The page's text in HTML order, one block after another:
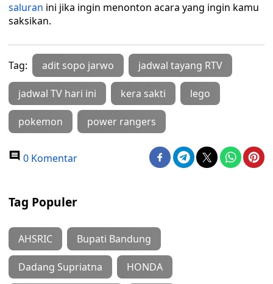
saluran ini jika ingin menonton acara yang ingin kamu
saksikan.
Tag: adit sopo jarwo jadwal tayang RTV
jadwal TV hari ini kera sakti lego
pokemon power rangers
0 Komentar
Tag Populer
AHSRIC Bupati Bandung
Dadang Supriatna HONDA